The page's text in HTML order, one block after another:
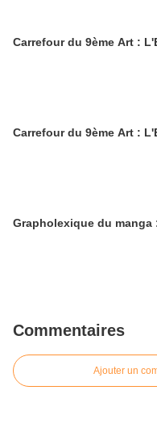
Carrefour du 9ème Art :
Carrefour du 9ème Art :
Grapholexique du manga
Commentaires
Ajouter un